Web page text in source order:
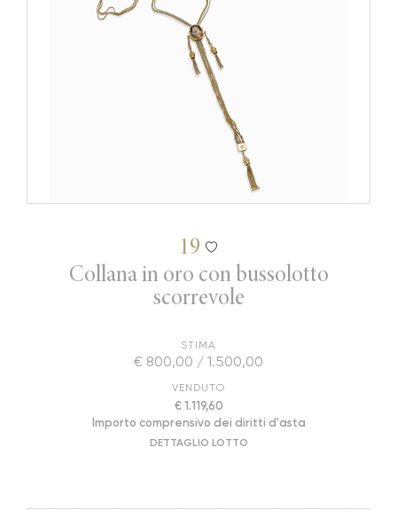
19
Collana in oro con bussolotto
scorrevole
STIMA
€ 800,00 / 1.500,00
VENDUTO
€ 1.119,60
Importo comprensivo dei diritti d'asta
DETTAGLIO LOTTO